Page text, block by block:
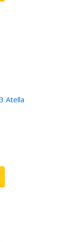
Atella